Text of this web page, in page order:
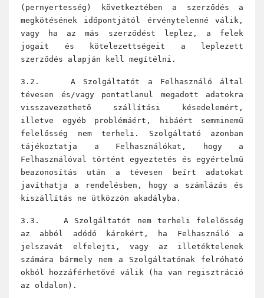
(pernyertesség) következtében a szerződés a
megkötésének időpontjától érvénytelenné válik,
vagy ha az más szerződést leplez, a felek
jogait és kötelezettségeit a leplezett
szerződés alapján kell megítélni.
3.2. A Szolgáltatót a Felhasználó által
tévesen és/vagy pontatlanul megadott adatokra
visszavezethető szállítási késedelemért,
illetve egyéb problémáért, hibáért semminemű
felelősség nem terheli. Szolgáltató azonban
tájékoztatja a Felhasználókat, hogy a
Felhasználóval történt egyeztetés és egyértelmű
beazonosítás után a tévesen beírt adatokat
javíthatja a rendelésben, hogy a számlázás és
kiszállítás ne ütközzön akadályba.
3.3. A Szolgáltatót nem terheli felelősség
az abból adódó károkért, ha Felhasználó a
jelszavát elfelejti, vagy az illetéktelenek
számára bármely nem a Szolgáltatónak felróható
okból hozzáférhetővé válik (ha van regisztráció
az oldalon).